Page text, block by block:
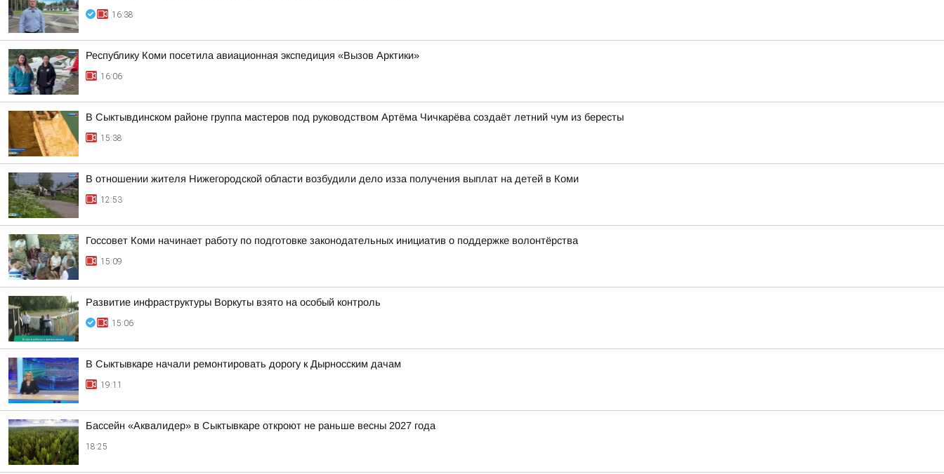
16:38
Республику Коми посетила авиационная экспедиция «Вызов Арктики»
16:06
В Сыктывдинском районе группа мастеров под руководством Артёма Чичкарёва создаёт летний чум из бересты
15:38
В отношении жителя Нижегородской области возбудили дело изза получения выплат на детей в Коми
12:53
Госсовет Коми начинает работу по подготовке законодательных инициатив о поддержке волонтёрства
15:09
Развитие инфраструктуры Воркуты взято на особый контроль
15:06
В Сыктывкаре начали ремонтировать дорогу к Дырносским дачам
19:11
Бассейн «Аквалидер» в Сыктывкаре откроют не раньше весны 2027 года
18:25